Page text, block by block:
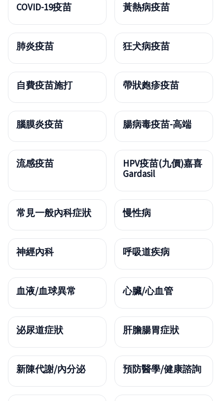
COVID-19疫苗 黃熱病疫苗
肺炎疫苗 狂犬病疫苗
自費疫苗施打 帶狀皰疹疫苗
腦膜炎疫苗 腸病毒疫苗-高端
流感疫苗
HPV疫苗(九價)嘉喜
Gardasil
常見一般內科症狀 慢性病
神經內科 呼吸道疾病
血液/血球異常 心臟/心血管
泌尿道症狀 肝膽腸胃症狀
新陳代謝/內分泌 預防醫學/健康諮詢